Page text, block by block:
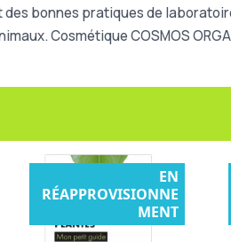
bonnes pratiques de
Cosmétique COSMOS
EN
RÉAPPROVISIONNE
MENT